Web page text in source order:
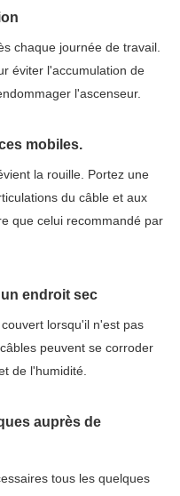
chaque journée de travail.
éviter l'accumulation de
l'ascenseur.
mobiles.
la rouille. Portez une
du câble et aux
que celui recommandé par
endroit sec
lorsqu'il n'est pas
peuvent se corroder
de l'humidité.
auprès de
tous les quelques